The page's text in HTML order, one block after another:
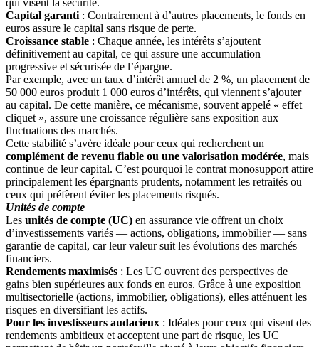
Capital garanti : Contrairement à d’autres placements, le fonds en
euros assure le capital sans risque de perte.
Croissance stable : Chaque année, les intérêts s’ajoutent
définitivement au capital, ce qui assure une accumulation
progressive et sécurisée de l’épargne.
Par exemple, avec un taux d’intérêt annuel de 2 %, un placement de
50 000 euros produit 1 000 euros d’intérêts, qui viennent s’ajouter
au capital. De cette manière, ce mécanisme, souvent appelé « effet
cliquet », assure une croissance régulière sans exposition aux
fluctuations des marchés.
Cette stabilité s’avère idéale pour ceux qui recherchent un
complément de revenu fiable ou une valorisation modérée, mais
continue de leur capital. C’est pourquoi le contrat monosupport attire
principalement les épargnants prudents, notamment les retraités ou
ceux qui préfèrent éviter les placements risqués.
Unités de compte
Les unités de compte (UC) en assurance vie offrent un choix
d’investissements variés — actions, obligations, immobilier — sans
garantie de capital, car leur valeur suit les évolutions des marchés
financiers.
Rendements maximisés : Les UC ouvrent des perspectives de
gains bien supérieures aux fonds en euros. Grâce à une exposition
multisectorielle (actions, immobilier, obligations), elles atténuent les
risques en diversifiant les actifs.
Pour les investisseurs audacieux : Idéales pour ceux qui visent des
rendements ambitieux et acceptent une part de risque, les UC